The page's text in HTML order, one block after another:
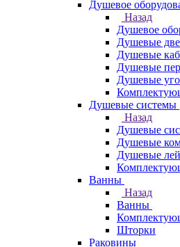
Душевое
Назад
Душевое
Душевые
Душевые
Душевые
Душевые
Душевые системы
Назад
Душевые
Душевые
Душевые
Ванны
Назад
Ванны
Шторки
Раковины